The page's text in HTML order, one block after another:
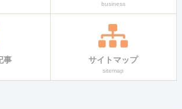
business
事 サイトマップ
sitemap